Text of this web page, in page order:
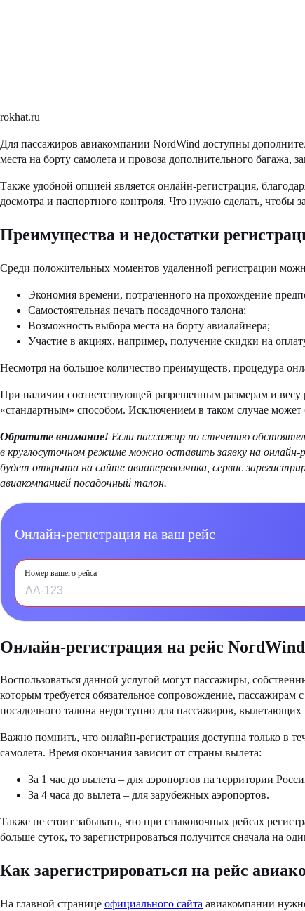
rokhat.ru
Для пассажиров авиакомпании NordWind доступны
места на борту самолета и провоза дополнительного багажа,
Также удобной опцией является онлайн-регистрация,
досмотра и паспортного контроля. Что нужно сделать, чтобы
Преимущества и недостатки
Среди положительных моментов удаленной регистрации
Экономия времени, потраченного на прохождение
Самостоятельная печать посадочного талона;
Возможность выбора места на борту авиалайнера;
Участие в акциях, например, получение скидки на
Несмотря на большое количество преимуществ, процедура
При наличии соответствующей разрешенным размерам и
«стандартным» способом. Исключением в таком случае
Обратите внимание! Если пассажир по стечению
в круглосуточном режиме можно оставить заявку на
будет открыта на сайте авиаперевозчика, сервис
авиакомпанией посадочный талон.
Онлайн-регистрация на ваш рейс
Номер вашего рейса
Онлайн-регистрация на рейс
Воспользоваться данной услугой могут пассажиры,
которым требуется обязательное сопровождение,
посадочного талона недоступно для пассажиров,
Важно помнить, что онлайн-регистрация доступна только в
самолета. Время окончания зависит от страны вылета:
За 1 час до вылета – для аэропортов на территории
За 4 часа до вылета – для зарубежных аэропортов.
Также не стоит забывать, что при стыковочных рейсах
больше суток, то зарегистрироваться получится сначала на
Как зарегистрироваться на рейс
На главной странице официального сайта авиакомпании